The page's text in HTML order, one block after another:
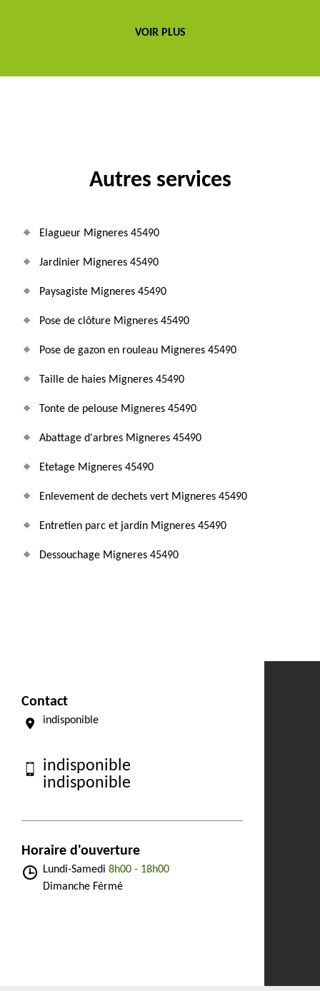
VOIR PLUS
Autres services
Elagueur Migneres 45490
Jardinier Migneres 45490
Paysagiste Migneres 45490
Pose de clôture Migneres 45490
Pose de gazon en rouleau Migneres 45490
Taille de haies Migneres 45490
Tonte de pelouse Migneres 45490
Abattage d'arbres Migneres 45490
Etetage Migneres 45490
Enlevement de dechets vert Migneres 45490
Entretien parc et jardin Migneres 45490
Dessouchage Migneres 45490
Contact
indisponible
indisponible
indisponible
Horaire d'ouverture
Lundi-Samedi 8h00 - 18h00
Dimanche Férmé